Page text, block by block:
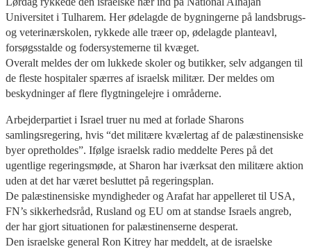
Universitet i Tulharem. Her ødelagde de bygningerne på landsbrugs-
og veterinærskolen, rykkede alle træer op, ødelagde planteavl,
forsøgsstalde og fodersystemerne til kvæget.
Overalt meldes der om lukkede skoler og butikker, selv adgangen til
de fleste hospitaler spærres af israelsk militær. Der meldes om
beskydninger af flere flygtningelejre i områderne.
Arbejderpartiet i Israel truer nu med at forlade Sharons
samlingsregering, hvis “det militære kvælertag af de palæstinensiske
byer opretholdes”. Ifølge israelsk radio meddelte Peres på det
ugentlige regeringsmøde, at Sharon har iværksat den militære aktion
uden at det har været besluttet på regeringsplan.
De palæstinensiske myndigheder og Arafat har appelleret til USA,
FN’s sikkerhedsråd, Rusland og EU om at standse Israels angreb,
der har gjort situationen for palæstinenserne desperat.
Den israelske general Ron Kitrey har meddelt, at de israelske